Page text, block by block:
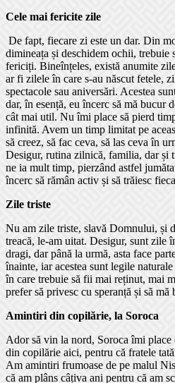
Cele mai fericite zile
De fapt, fiecare zi este un dar. Din
dimineața și deschidem ochii, trebuie
fericiți. Bineînțeles, există anumite
ar fi zilele în care s-au născut fetele,
spectacole sau aniversări. Acestea
dar, în esență, eu încerc să mă bucur
cât mai util. Nu îmi place să pierd
infinită. Avem un timp limitat pe
să creez, să fac ceva, să las ceva în
Desigur, rutina zilnică, familia, dar și
ne ia mult timp, pierzând astfel
încerc să rămân activ și să trăiesc
Zile triste
Nu am zile triste, slavă Domnului, și
treacă, le-am uitat. Desigur, sunt zile
dragi, dar până la urmă, asta face
înainte, iar acestea sunt legile
în care trebuie să fii mai reținut, mai
prefer să privesc cu speranță și să mă
Amintiri din copilărie, la Soroca
Ador să vin la nord, Soroca îmi
din copilărie aici, pentru că fratele
Am amintiri frumoase de pe malul
că am plâns câțiva ani pentru că am